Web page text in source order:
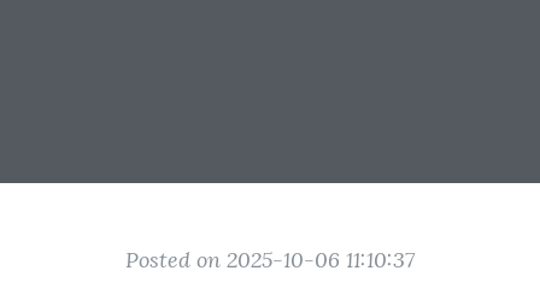
Posted on 2025-10-06 11:10:37